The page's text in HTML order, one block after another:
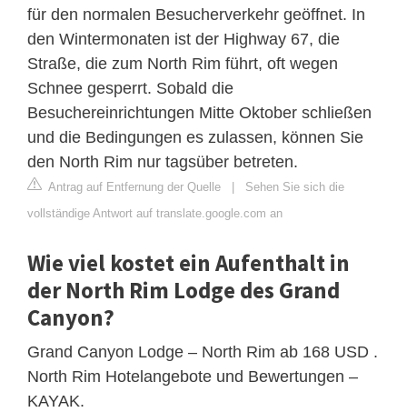
für den normalen Besucherverkehr geöffnet. In
den Wintermonaten ist der Highway 67, die
Straße, die zum North Rim führt, oft wegen
Schnee gesperrt. Sobald die
Besuchereinrichtungen Mitte Oktober schließen
und die Bedingungen es zulassen, können Sie
den North Rim nur tagsüber betreten.
Antrag auf Entfernung der Quelle | Sehen Sie sich die
vollständige Antwort auf translate.google.com an
Wie viel kostet ein Aufenthalt in
der North Rim Lodge des Grand
Canyon?
Grand Canyon Lodge – North Rim ab 168 USD .
North Rim Hotelangebote und Bewertungen –
KAYAK.